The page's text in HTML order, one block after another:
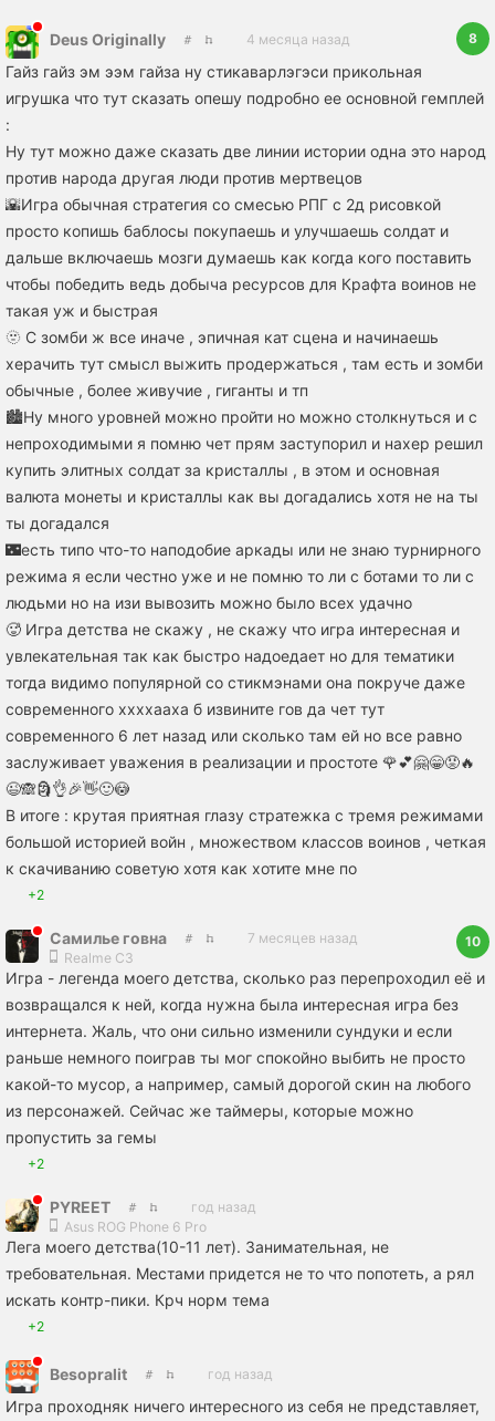
Deus Originally 4 месяца назад 8
Гайз гайз эм ээм гайза ну стикаварлэгэси прикольная
игрушка что тут сказать опешу подробно ее основной гемплей
:
Ну тут можно даже сказать две линии истории одна это народ
против народа другая люди против мертвецов
🌇Игра обычная стратегия со смесью РПГ с 2д рисовкой
просто копишь баблосы покупаешь и улучшаешь солдат и
дальше включаешь мозги думаешь как когда кого поставить
чтобы победить ведь добыча ресурсов для Крафта воинов не
такая уж и быстрая
🫥 С зомби ж все иначе , эпичная кат сцена и начинаешь
херачить тут смысл выжить продержаться , там есть и зомби
обычные , более живучие , гиганты и тп
🏙️Ну много уровней можно пройти но можно столкнуться и с
непроходимыми я помню чет прям заступорил и нахер решил
купить элитных солдат за кристаллы , в этом и основная
валюта монеты и кристаллы как вы догадались хотя не на ты
ты догадался
🌃есть типо что-то наподобие аркады или не знаю турнирного
режима я если честно уже и не помню то ли с ботами то ли с
людьми но на изи вывозить можно было всех удачно
🥵 Игра детства не скажу , не скажу что игра интересная и
увлекательная так как быстро надоедает но для тематики
тогда видимо популярной со стикмэнами она покруче даже
современного ххххааха б извините гов да чет тут
современного 6 лет назад или сколько там ей но все равно
заслуживает уважения в реализации и простоте 🌹💕🤗😁😡🔥
😉🙈🗿👌🎉👋🙂😳
В итоге : крутая приятная глазу стратежка с тремя режимами
большой историей войн , множеством классов воинов , четкая
к скачиванию советую хотя как хотите мне по
+2
Самилье говна
7 месяцев назад
Realme C3
10
Игра - легенда моего детства, сколько раз перепроходил её и
возвращался к ней, когда нужна была интересная игра без
интернета. Жаль, что они сильно изменили сундуки и если
раньше немного поиграв ты мог спокойно выбить не просто
какой-то мусор, а например, самый дорогой скин на любого
из персонажей. Сейчас же таймеры, которые можно
пропустить за гемы
+2
PYREET
год назад
Asus ROG Phone 6 Pro
Лега моего детства(10-11 лет). Занимательная, не
требовательная. Местами придется не то что попотеть, а рял
искать контр-пики. Крч норм тема
+2
Besopralit год назад
Игра проходняк ничего интересного из себя не представляет,